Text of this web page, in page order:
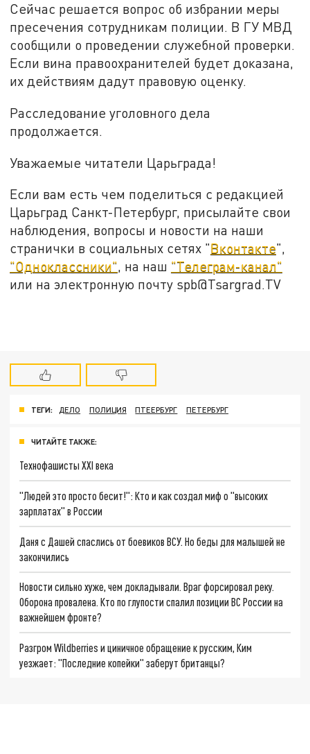
Сейчас решается вопрос об избрании меры
пресечения сотрудникам полиции. В ГУ МВД
сообщили о проведении служебной проверки.
Если вина правоохранителей будет доказана,
их действиям дадут правовую оценку.
Расследование уголовного дела
продолжается.
Уважаемые читатели Царьграда!
Если вам есть чем поделиться с редакцией
Царьград Санкт-Петербург, присылайте свои
наблюдения, вопросы и новости на наши
странички в социальных сетях "Вконтакте",
"Одноклассники", на наш "Телеграм-канал"
или на электронную почту spb@Tsargrad.TV
ТЕГИ: ДЕЛО ПОЛИЦИЯ ПТЕЕРБУРГ ПЕТЕРБУРГ
ЧИТАЙТЕ ТАКЖЕ:
Технофашисты XXI века
"Людей это просто бесит!": Кто и как создал миф о "высоких
зарплатах" в России
Даня с Дашей спаслись от боевиков ВСУ. Но беды для малышей не
закончились
Новости сильно хуже, чем докладывали. Враг форсировал реку.
Оборона провалена. Кто по глупости спалил позиции ВС России на
важнейшем фронте?
Разгром Wildberries и циничное обращение к русским, Ким
уезжает: "Последние копейки" заберут британцы?